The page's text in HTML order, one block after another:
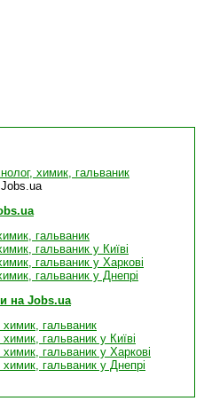
химик, гальваник
гальваник
гальваник у Київі
гальваник у Харкові
гальваник у Днепрі
на Jobs.ua
гальваник
гальваник у Київі
гальваник у Харкові
гальваник у Днепрі